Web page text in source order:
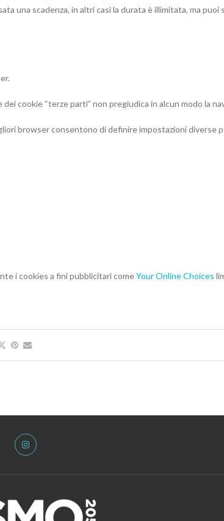
una scadenza, in altri casi la durata è illimitata, ma
cookie “terze parti” non pregiudica in alcun modo la
browser consentono di definire impostazioni diverse
i cookies a fini pubblicitari comeYour Online Choices